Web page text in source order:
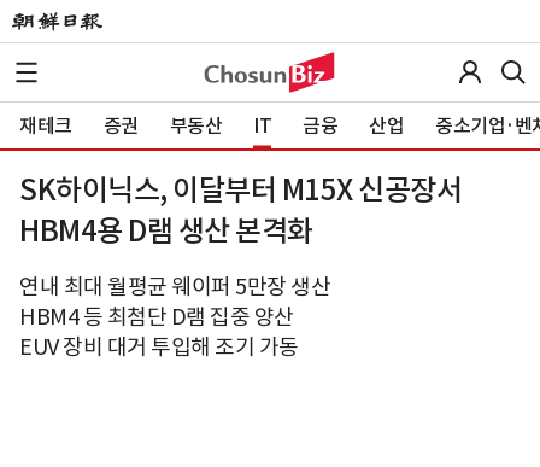
재테크 증권 부동산 IT 금융 산업 중소기업·벤
SK하이닉스, 이달부터 M15X 신공장서
HBM4용 D램 생산 본격화
연내 최대 월평균 웨이퍼 5만장 생산
HBM4 등 최첨단 D램 집중 양산
EUV 장비 대거 투입해 조기 가동